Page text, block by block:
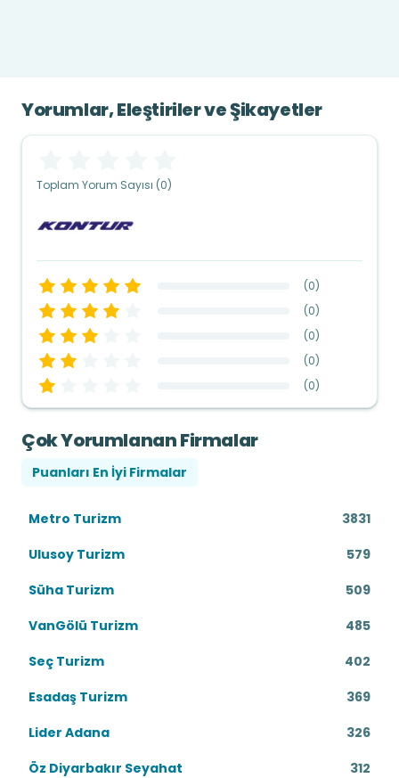
Yorumlar, Eleştiriler ve Şikayetler
Toplam Yorum Sayısı (0)
(0)
(0)
(0)
(0)
(0)
Çok Yorumlanan Firmalar
Puanları En İyi Firmalar
Metro Turizm
3831
Ulusoy Turizm
579
Süha Turizm
509
VanGölü Turizm
485
Seç Turizm
402
Esadaş Turizm
369
Lider Adana
326
Öz Diyarbakır Seyahat
312